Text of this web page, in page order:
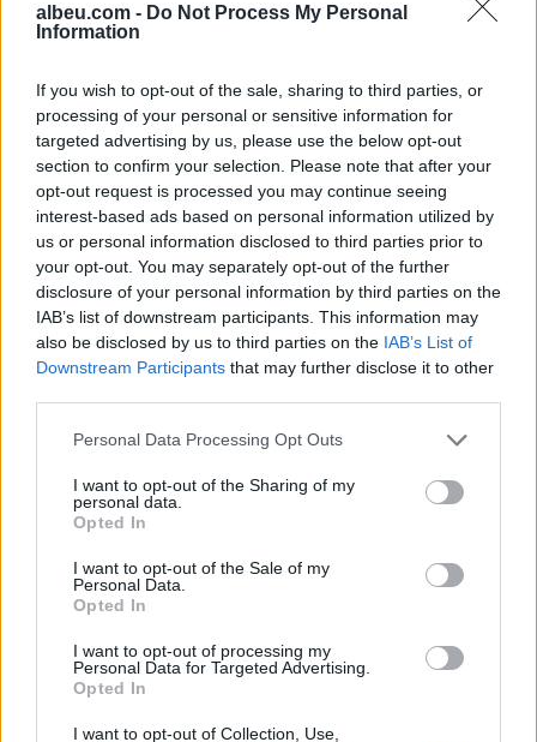
albeu.com - Do Not Process My Personal
Information
If you wish to opt-out of the sale, sharing to third parties, or
processing of your personal or sensitive information for
targeted advertising by us, please use the below opt-out
section to confirm your selection. Please note that after your
opt-out request is processed you may continue seeing
interest-based ads based on personal information utilized by
us or personal information disclosed to third parties prior to
your opt-out. You may separately opt-out of the further
disclosure of your personal information by third parties on the
IAB’s list of downstream participants. This information may
also be disclosed by us to third parties on the IAB’s List of
Downstream Participants that may further disclose it to other
Personal Data Processing Opt Outs
I want to opt-out of the Sharing of my
personal data.
Opted In
I want to opt-out of the Sale of my
Personal Data.
Opted In
I want to opt-out of processing my
Personal Data for Targeted Advertising.
Opted In
I want to opt-out of Collection, Use,
09:22 / 11/08/2023
ngjarjes
22:56 / 17/07/2023
Ishte larguar dje nga
banesa, gjendet i pajetë
36-vjeçari në Mat
Kishte humbur kontaktet
me familjarët prej një jave,
gjendet i pajetë 64-vjeçari
në Fier
schedule
E rëndë në Këlcyrë,
gjendet pa jetë pranë
22:14 / 11/03/2023
Gjendet i vdekur në
schedule 12:24 / 07/03/2023